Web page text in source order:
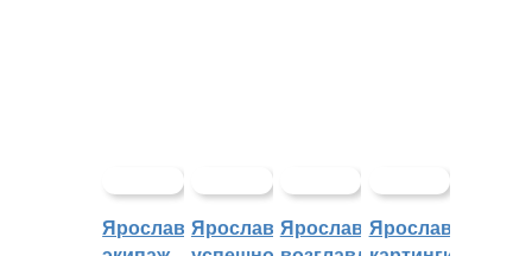
ЯрославскийЯрославцыЯрославцыЯрославские